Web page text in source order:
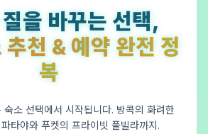
을 바꾸는 선택,
추천 & 예약 완전 정
복
숙소 선택에서 시작됩니다. 방콕의 화려한
타야와 푸켓의 프라이빗 풀빌라까지.